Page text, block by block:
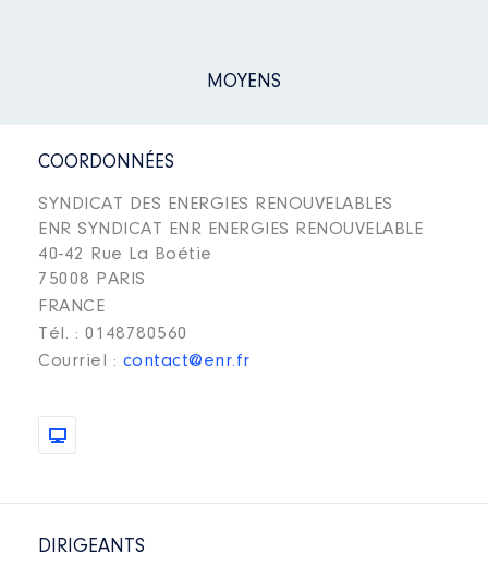
MOYENS
COORDONNÉES
SYNDICAT DES ENERGIES RENOUVELABLES
ENR SYNDICAT ENR ENERGIES RENOUVELABLE
40-42 Rue La Boétie
75008 PARIS
FRANCE
Tél. : 0148780560
Courriel : contact@enr.fr
DIRIGEANTS